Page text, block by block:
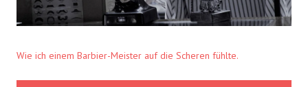
Wie ich einem Barbier-Meister auf die Scheren fühlte.